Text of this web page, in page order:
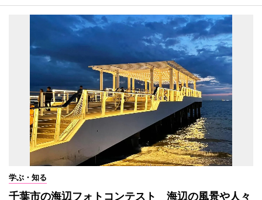
学ぶ・知る
千葉市の海辺フォトコンテスト 海辺の風景や人々